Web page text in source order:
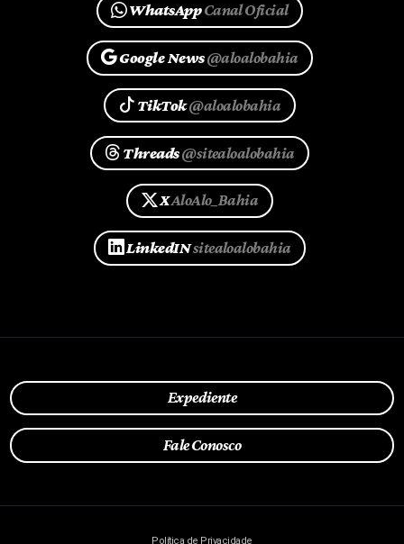
WhatsAppCanal Oficial
Google News@aloalobahia
TikTok@aloalobahia
Threads@sitealoalobahia
XAloAlo_Bahia
LinkedINsitealoalobahia
Expediente
Fale Conosco
Política de Privacidade